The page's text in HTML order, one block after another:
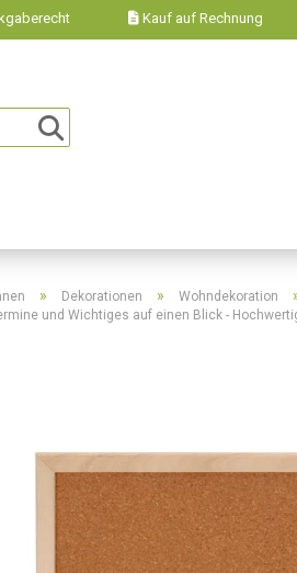
Kauf auf Rechnung
» Dekorationen » Wohndekoration
und Wichtiges auf einen Blick -